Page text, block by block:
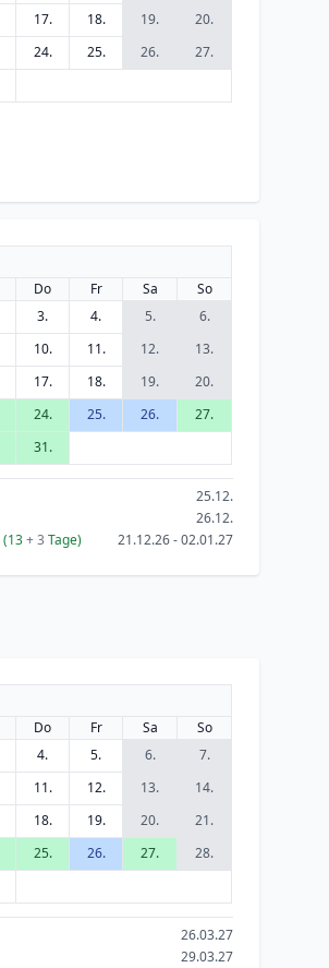
17. 18. 19.
20.
24. 25. 26.
27.
Do Fr Sa
So
3. 4. 5.
6.
10. 11. 12.
13.
17. 18. 19.
20.
24. 25. 26.
27.
31.
25.12.
26.12.
(13+ 3 Tage) 21.12.26 - 02.01.27
Do Fr Sa
So
4. 5. 6.
7.
11. 12. 13.
14.
18. 19. 20.
21.
25. 26. 27.
28.
26.03.27
29.03.27